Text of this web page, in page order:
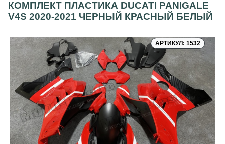
КОМПЛЕКТ ПЛАСТИКА DUCATI PANIGALE
V4S 2020-2021 ЧЕРНЫЙ КРАСНЫЙ БЕЛЫЙ
АРТИКУЛ: 1532